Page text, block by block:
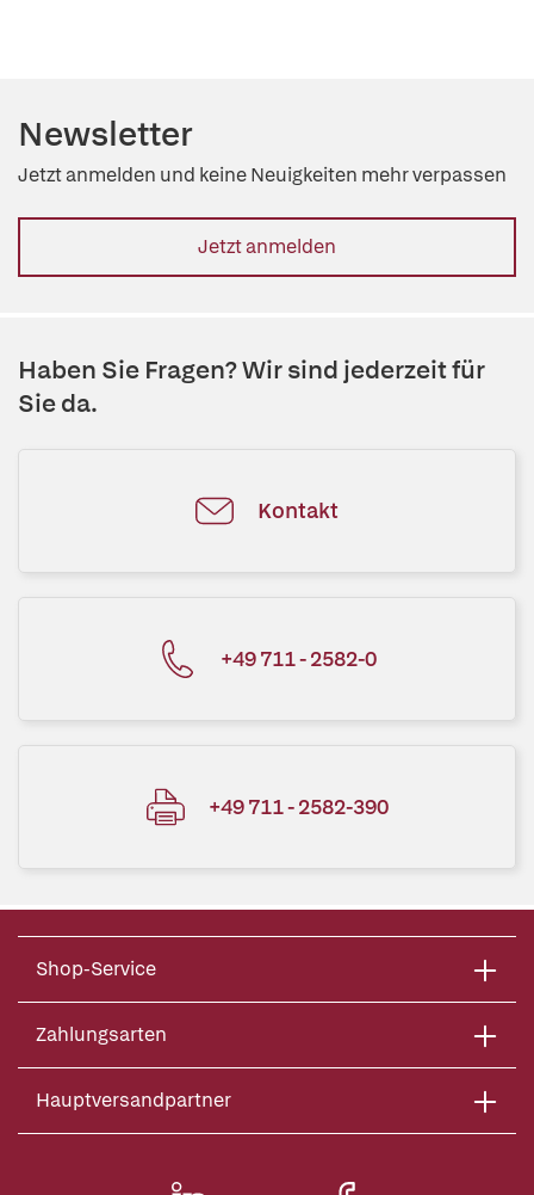
Newsletter
Jetzt anmelden und keine Neuigkeiten mehr verpassen
Jetzt anmelden
Haben Sie Fragen? Wir sind jederzeit für
Sie da.
Kontakt
+49 711 - 2582-0
+49 711 - 2582-390
Shop-Service
Zahlungsarten
Hauptversandpartner